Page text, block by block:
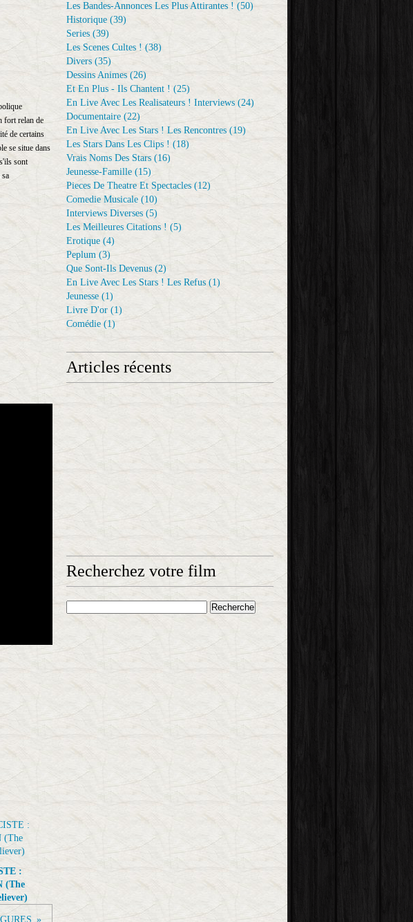
fort relan de
de certains
se situe dans
sont
:
(The
Les Bandes-Annonces Les Plus Attirantes ! (50)
Historique (39)
Series (39)
Les Scenes Cultes ! (38)
Divers (35)
Dessins Animes (26)
Et En Plus - Ils Chantent ! (25)
En Live Avec Les Realisateurs ! Interviews (24)
Documentaire (22)
En Live Avec Les Stars ! Les Rencontres (19)
Les Stars Dans Les Clips ! (18)
Vrais Noms Des Stars (16)
Jeunesse-Famille (15)
Pieces De Theatre Et Spectacles (12)
Comedie Musicale (10)
Interviews Diverses (5)
Les Meilleures Citations ! (5)
Erotique (4)
Peplum (3)
Que Sont-Ils Devenus (2)
En Live Avec Les Stars ! Les Refus (1)
Jeunesse (1)
Livre D'or (1)
Comédie (1)
Articles récents
Recherchez votre film